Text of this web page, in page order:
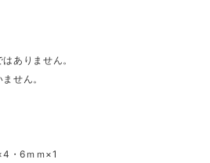
ありません。
せん。
・6ｍｍ×1